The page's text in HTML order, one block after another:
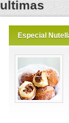
ultimas
Especial